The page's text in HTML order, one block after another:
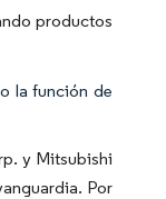
productos
la función de
y Mitsubishi
Por